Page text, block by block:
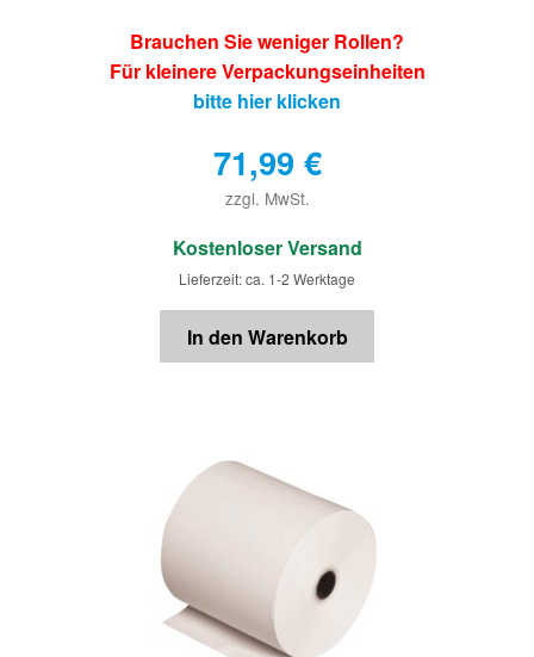
Brauchen Sie weniger Rollen?
Für kleinere Verpackungseinheiten
bitte hier klicken
71,99 €
zzgl. MwSt.
€
Kostenloser Versand
Lieferzeit: ca. 1-2 Werktage
In den Warenkorb